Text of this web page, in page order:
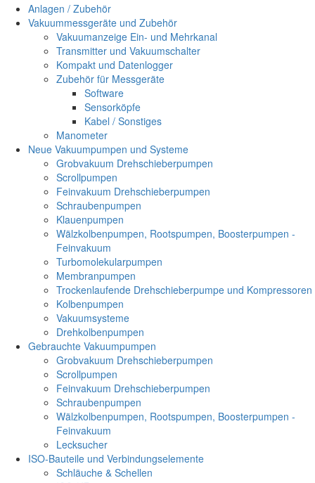
Anlagen / Zubehör
Vakuummessgeräte und Zubehör
Vakuumanzeige Ein- und Mehrkanal
Transmitter und Vakuumschalter
Kompakt und Datenlogger
Zubehör für Messgeräte
Software
Sensorköpfe
Kabel / Sonstiges
Manometer
Neue Vakuumpumpen und Systeme
Grobvakuum Drehschieberpumpen
Scrollpumpen
Feinvakuum Drehschieberpumpen
Schraubenpumpen
Klauenpumpen
Wälzkolbenpumpen, Rootspumpen, Boosterpumpen -
Feinvakuum
Turbomolekularpumpen
Membranpumpen
Trockenlaufende Drehschieberpumpe und Kompressoren
Kolbenpumpen
Vakuumsysteme
Drehkolbenpumpen
Gebrauchte Vakuumpumpen
Grobvakuum Drehschieberpumpen
Scrollpumpen
Feinvakuum Drehschieberpumpen
Schraubenpumpen
Wälzkolbenpumpen, Rootspumpen, Boosterpumpen -
Feinvakuum
Lecksucher
ISO-Bauteile und Verbindungselemente
Schläuche & Schellen